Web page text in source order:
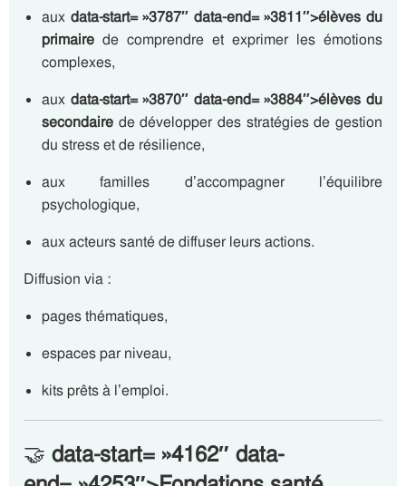
aux data-start= »3787″ data-end= »3811″>élèves du
primaire de comprendre et exprimer les émotions
complexes,
aux data-start= »3870″ data-end= »3884″>élèves du
secondaire de développer des stratégies de gestion
du stress et de résilience,
aux familles d’accompagner l’équilibre
psychologique,
aux acteurs santé de diffuser leurs actions.
Diffusion via :
pages thématiques,
espaces par niveau,
kits prêts à l’emploi.
🤝 data-start= »4162″ data-